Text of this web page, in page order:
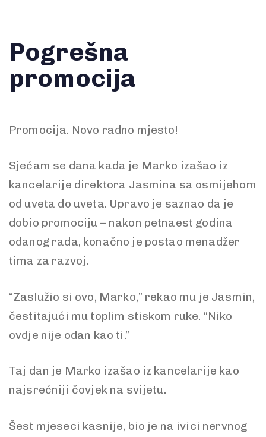
Pogrešna
promocija
Promocija. Novo radno mjesto!
Sjećam se dana kada je Marko izašao iz
kancelarije direktora Jasmina sa osmijehom
od uveta do uveta. Upravo je saznao da je
dobio promociju – nakon petnaest godina
odanog rada, konačno je postao menadžer
tima za razvoj.
“Zaslužio si ovo, Marko,” rekao mu je Jasmin,
čestitajući mu toplim stiskom ruke. “Niko
ovdje nije odan kao ti.”
Taj dan je Marko izašao iz kancelarije kao
najsrećniji čovjek na svijetu.
Šest mjeseci kasnije, bio je na ivici nervnog